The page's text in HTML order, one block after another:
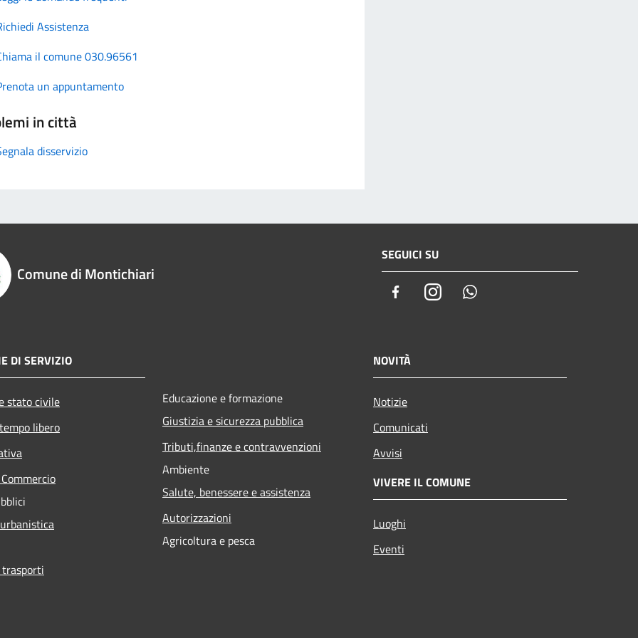
Assistenza
il comune 030.96561
un appuntamento
in città
disservizio
Comune di Montichiari
SEGUICI SU
FacebookInstagram
DI SERVIZIO
stato civile
libero
Educazione e formazione
Giustizia e sicurezza pubblica
Tributi,finanze e contravvenzioni
Ambiente
Salute, benessere e assistenza
Autorizzazioni
Agricoltura e pesca
NOVITÀ
Notizie
Comunicati
Avvisi
VIVERE IL COMUNE
Luoghi
Eventi